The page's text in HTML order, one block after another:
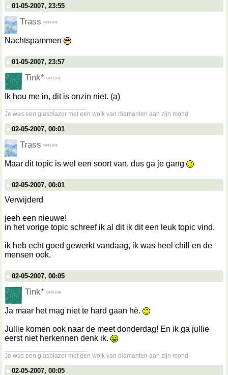
01-05-2007, 23:55
Trass
Nachtspammen
01-05-2007, 23:57
Tink*
Ik hou me in, dit is onzin niet. (a)
Je was een glasblazer met een wolk van diamanten aan zijn mond
02-05-2007, 00:01
Trass
Maar dit topic is wel een soort van, dus ga je gang
02-05-2007, 00:01
Verwijderd
jeeh een nieuwe!
in het vorige topic schreef ik al dit ik dit een leuk topic vind.
ik heb echt goed gewerkt vandaag, ik was heel chill en de
mensen ook.
02-05-2007, 00:05
Tink*
Ja maar het mag niet te hard gaan hè.
Jullie komen ook naar de meet donderdag! En ik ga jullie
eerst niet herkennen denk ik.
Je was een glasblazer met een wolk van diamanten aan zijn mond
02-05-2007, 00:05